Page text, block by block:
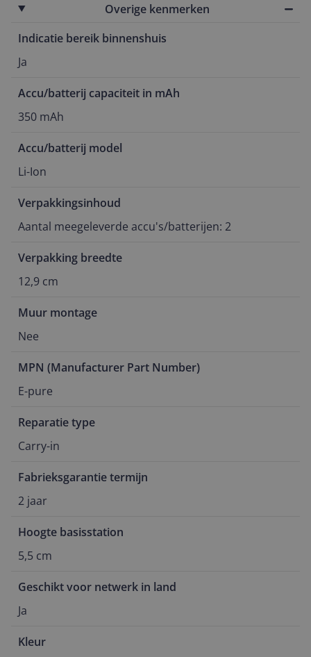
Overige kenmerken
Indicatie bereik binnenshuis
Ja
Accu/batterij capaciteit in mAh
350 mAh
Accu/batterij model
Li-Ion
Verpakkingsinhoud
Aantal meegeleverde accu's/batterijen: 2
Verpakking breedte
12,9 cm
Muur montage
Nee
MPN (Manufacturer Part Number)
E-pure
Reparatie type
Carry-in
Fabrieksgarantie termijn
2 jaar
Hoogte basisstation
5,5 cm
Geschikt voor netwerk in land
Ja
Kleur